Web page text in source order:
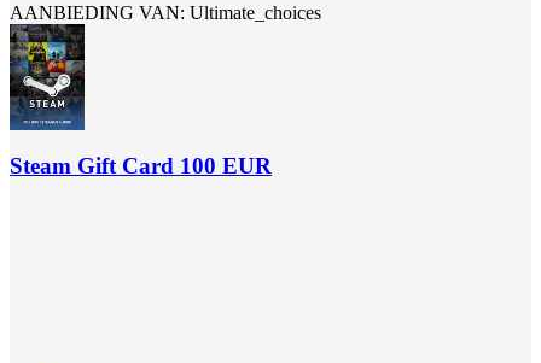
AANBIEDING VAN: Ultimate_choices
Steam Gift Card 100 EUR